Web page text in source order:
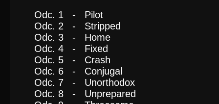
Odc. 1 - Pilot
Odc. 2 - Stripped
Odc. 3 - Home
Odc. 4 - Fixed
Odc. 5 - Crash
Odc. 6 - Conjugal
Odc. 7 - Unorthodox
Odc. 8 - Unprepared